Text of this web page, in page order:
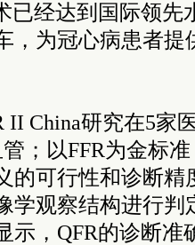
已经达到国际领先
，为冠心病患者提
II China研究在5家
；以FFR为金标
的可行性和诊断精
学观察结构进行判
示，QFR的诊断准